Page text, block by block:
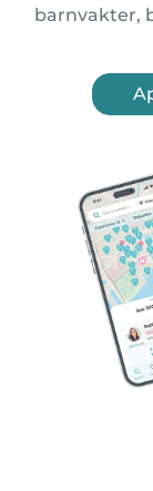
barnvakter,